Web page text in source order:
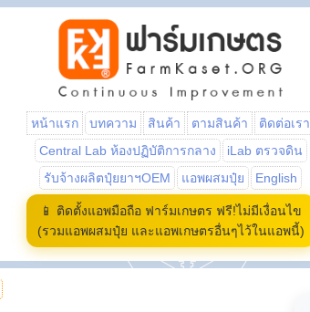
หน้าแรก บทความ สินค้า ตามสินค้า
ติดต่อเรา
Central Lab ห้องปฏิบัติการกลาง
iLab ตรวจดิน
รับจ้างผลิตปุ๋ยยาฯOEM
แอพผสมปุ๋ย English
📱 ติดตั้งแอพมือถือ ฟาร์มเกษตร ฟรี!ไม่มีเงื่อนไข
(รวมแอพผสมปุ๋ย และแอพเกษตรอื่นๆไว้ในแอพนี้)